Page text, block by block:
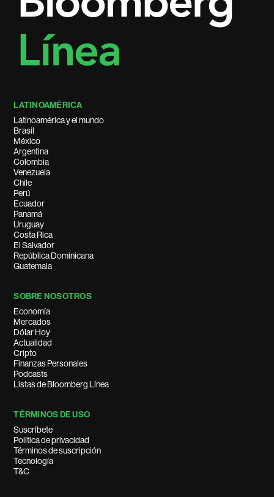
LATINOAMÉRICA
Latinoamérica y el mundo
Brasil
México
Argentina
Colombia
Venezuela
Chile
Perú
Ecuador
Panamá
Uruguay
Costa Rica
El Salvador
República Dominicana
Guatemala
SOBRE NOSOTROS
Economía
Mercados
Dólar Hoy
Actualidad
Cripto
Finanzas Personales
Podcasts
Listas de Bloomberg Línea
TÉRMINOS DE USO
Suscríbete
Política de privacidad
Términos de suscripción
Tecnología
T&C